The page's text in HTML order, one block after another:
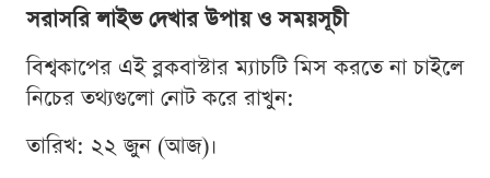
সরাসরি লাইভ দেখার উপায় ও সময়সূচী
বিশ্বকাপের এই ব্লকবাস্টার ম্যাচটি মিস করতে না চাইলে
নিচের তথ্যগুলো নোট করে রাখুন:
তারিখ: ২২ জুন (আজ)।